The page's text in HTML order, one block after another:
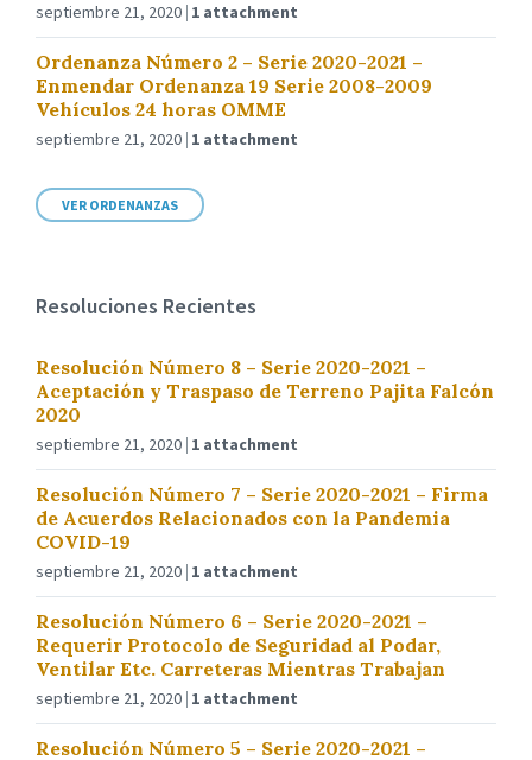
septiembre 21, 2020 1 attachment
Ordenanza Número 2 – Serie 2020-2021 –
Enmendar Ordenanza 19 Serie 2008-2009
Vehículos 24 horas OMME
septiembre 21, 2020 1 attachment
VER ORDENANZAS
Resoluciones Recientes
Resolución Número 8 – Serie 2020-2021 –
Aceptación y Traspaso de Terreno Pajita Falcón
2020
septiembre 21, 2020 1 attachment
Resolución Número 7 – Serie 2020-2021 – Firma
de Acuerdos Relacionados con la Pandemia
COVID-19
septiembre 21, 2020 1 attachment
Resolución Número 6 – Serie 2020-2021 –
Requerir Protocolo de Seguridad al Podar,
Ventilar Etc. Carreteras Mientras Trabajan
septiembre 21, 2020 1 attachment
Resolución Número 5 – Serie 2020-2021 –